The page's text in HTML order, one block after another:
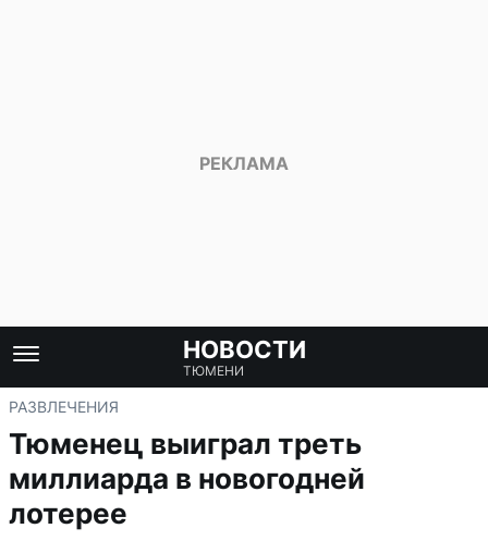
НОВОСТИ
ТЮМЕНИ
РАЗВЛЕЧЕНИЯ
Тюменец выиграл треть
миллиарда в новогодней
лотерее